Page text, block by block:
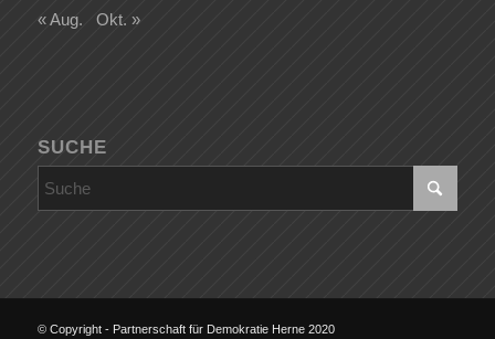
« Aug. Okt. »
SUCHE
© Copyright - Partnerschaft für Demokratie Herne 2020